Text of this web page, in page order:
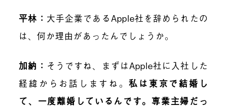
平林 ： 大手企業であるApple社を辞められたの
は、何か理由があったんでしょうか。
加納 ： そうですね、まずはApple社に入社した
経緯からお話しますね。私は東京で結婚し
て、一度離婚しているんです。専業主婦だっ